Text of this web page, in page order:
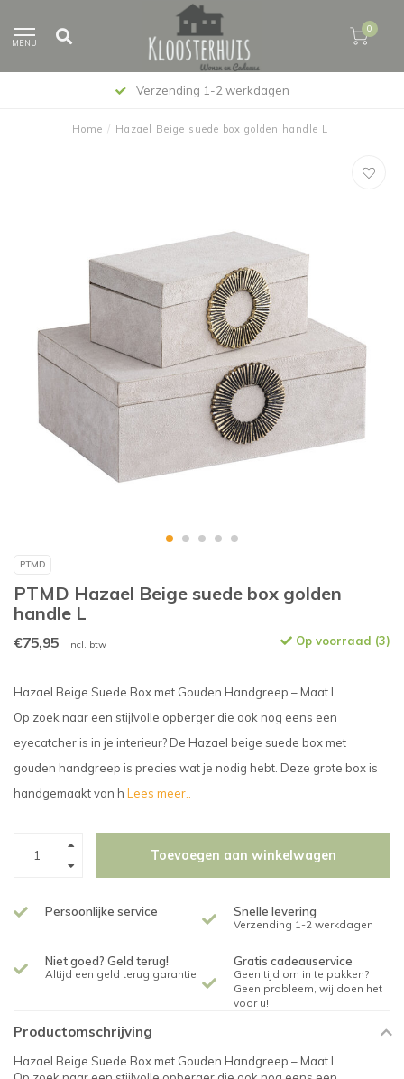
MENU
0
Verzending 1-2 werkdagen
Home / Hazael Beige suede box golden handle L
PTMD
PTMD Hazael Beige suede box golden
handle L
€75,95 Incl. btw Op voorraad (3)
Hazael Beige Suede Box met Gouden Handgreep – Maat L
Op zoek naar een stijlvolle opberger die ook nog eens een
eyecatcher is in je interieur? De Hazael beige suede box met
gouden handgreep is precies wat je nodig hebt. Deze grote box is
handgemaakt van h Lees meer..
Toevoegen aan winkelwagen
Persoonlijke service Snelle levering
Verzending 1-2 werkdagen
Niet goed? Geld terug!
Altijd een geld terug garantie
Gratis cadeauservice
Geen tijd om in te pakken?
Geen probleem, wij doen het
voor u!
Productomschrijving
Hazael Beige Suede Box met Gouden Handgreep – Maat L